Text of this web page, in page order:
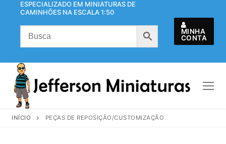
ESPECIALIZADO EM MINIATURAS DE
CAMINHÕES NA ESCALA 1:50
MINHA
CONTA
INÍCIO PEÇAS DE REPOSIÇÃO/CUSTOMIZAÇÃO